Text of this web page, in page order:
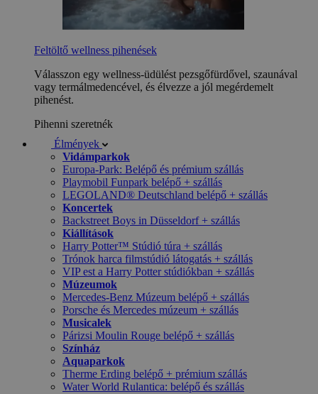
Feltöltő wellness pihenések
Válasszon egy wellness-üdülést pezsgőfürdővel, szaunával
vagy termálmedencével, és élvezze a jól megérdemelt
pihenést.
Pihenni szeretnék
Élmények
Vidámparkok
Europa-Park: Belépő és prémium szállás
Playmobil Funpark belépő + szállás
LEGOLAND® Deutschland belépő + szállás
Koncertek
Backstreet Boys in Düsseldorf + szállás
Kiállítások
Harry Potter™ Stúdió túra + szállás
Trónok harca filmstúdió látogatás + szállás
VIP est a Harry Potter stúdiókban + szállás
Múzeumok
Mercedes-Benz Múzeum belépő + szállás
Porsche és Mercedes múzeum + szállás
Musicalek
Párizsi Moulin Rouge belépő + szállás
Színház
Aquaparkok
Therme Erding belépő + prémium szállás
Water World Rulantica: belépő és szállás